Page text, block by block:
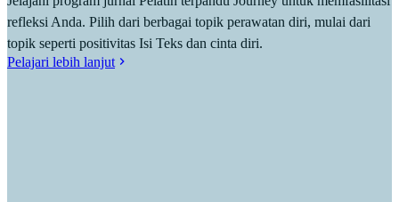
refleksi Anda. Pilih dari berbagai topik perawatan diri, mulai dari
topik seperti positivitas Isi Teks dan cinta diri.
Pelajari lebih lanjut